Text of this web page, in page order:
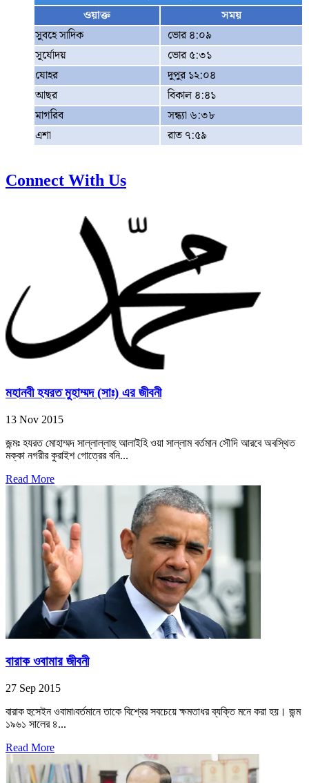
ওয়াক্ত
সময়
সুবহে সাদিক
ভোর ৪:০৯
সূর্যোদয়
ভোর ৫:৩১
যোহর
দুপুর ১২:০৪
আছর
বিকাল ৪:৪১
মাগরিব
সন্ধ্যা ৬:৩৮
এশা
রাত ৭:৫৯
Connect With Us
মহানবী হযরত মুহাম্মদ (সাঃ) এর জীবনী
13 Nov 2015
জন্মঃ হযরত মোহাম্মদ সাল্লাল্লাহু আলাইহি ওয়া সাল্লাম বর্তমান সৌদি আরবে অবস্থিত
মক্কা নগরীর কুরাইশ গোত্রের বনি...
Read More
বারাক ওবামার জীবনী
27 Sep 2015
বারাক হুসেইন ওবামা৷বর্তমানে তাকে বিশ্বের সবচেয়ে ক্ষমতাধর ব্যক্তি মনে করা হয়। জন্ম
১৯৬১ সালের ৪...
Read More